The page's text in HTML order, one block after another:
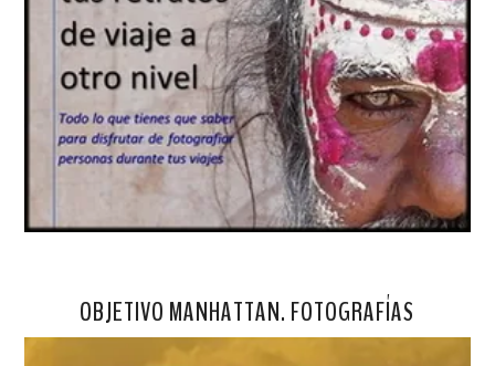
OBJETIVO MANHATTAN. FOTOGRAFÍAS